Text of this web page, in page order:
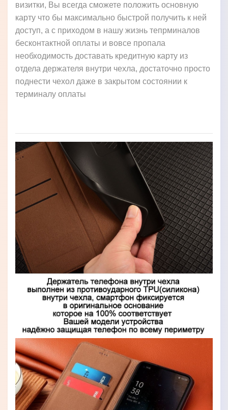
визитки, Вы всегда сможете положить основную
карту что бы максимально быстрой получить к ней
доступ, а с приходом в нашу жизнь тепрминалов
бесконтактной оплаты и вовсе пропала
необходимость доставать кредитную карту из
отдела держателя внутри чехла, достаточно просто
поднести чехол даже в закрытом состоянии к
терминалу оплаты